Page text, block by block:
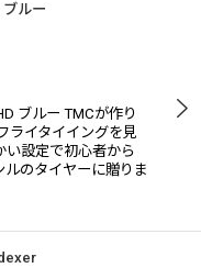
ブルー
ブルー TMCが作り
ライタイイングを見
い設定で初心者から
のタイヤーに贈りま